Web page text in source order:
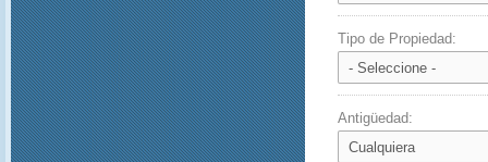
Tipo de Propiedad:
Antigüedad: